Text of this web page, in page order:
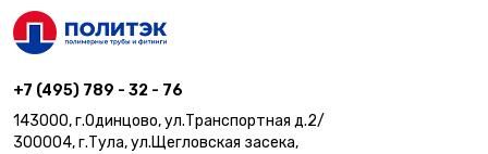
+7 (495) 789 - 32 - 76
143000, г.Одинцово, ул.Транспортная д.2/
300004, г.Тула, ул.Щегловская засека,